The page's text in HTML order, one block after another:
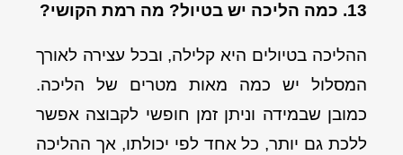
13. כמה הליכה יש בטיול? מה רמת הקושי?
ההליכה בטיולים היא קלילה, ובכל עצירה לאורך
המסלול יש כמה מאות מטרים של הליכה.
כמובן שבמידה וניתן זמן חופשי לקבוצה אפשר
ללכת גם יותר, כל אחד לפי יכולתו, אך ההליכה